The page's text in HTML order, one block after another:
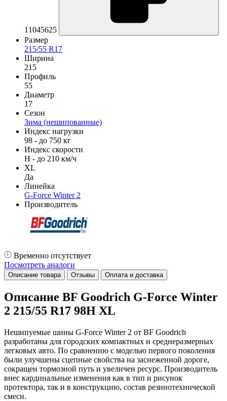
11045625
Размер
215/55 R17
Ширина
215
Профиль
55
Диаметр
17
Сезон
Зима (нешипованные)
Индекс нагрузки
98 - до 750 кг
Индекс скорости
H - до 210 км/ч
XL
Да
Линейка
G-Force Winter 2
Производитель
Временно отсутствует
Посмотреть аналоги
Описание товара Отзывы Оплата и доставка
Описание BF Goodrich G-Force Winter
2 215/55 R17 98H XL
Нешипуемые шины G-Force Winter 2 от BF Goodrich
разработаны для городских компактных и среднеразмерных
легковых авто. По сравнению с моделью первого поколения
были улучшены сцепные свойства на заснеженной дороге,
сокращен тормозной путь и увеличен ресурс. Производитель
внес кардинальные изменения как в тип и рисунок
протектора, так и в конструкцию, состав резинотехнической
смеси.